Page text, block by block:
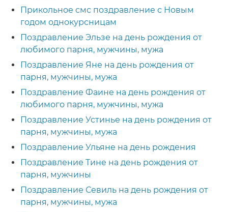
Прикольное смс поздравление с Новым
годом однокурсницам
Поздравление Эльзе на день рождения от
любимого парня, мужчины, мужа
Поздравление Яне на день рождения от
парня, мужчины, мужа
Поздравление Фаине на день рождения от
любимого парня, мужчины, мужа
Поздравление Устинье на день рождения от
парня, мужчины, мужа
Поздравление Ульяне на день рождения
Поздравление Тине на день рождения от
парня, мужчины
Поздравление Севиль на день рождения от
парня, мужчины, мужа